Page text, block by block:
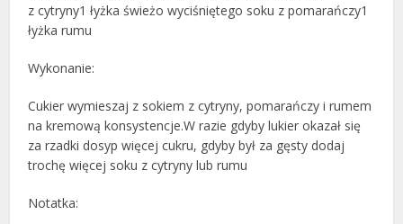
z cytryny1 łyżka świeżo wyciśniętego soku z pomarańczy1
łyżka rumu
Wykonanie:
Cukier wymieszaj z sokiem z cytryny, pomarańczy i rumem
na kremową konsystencje.W razie gdyby lukier okazał się
za rzadki dosyp więcej cukru, gdyby był za gęsty dodaj
trochę więcej soku z cytryny lub rumu
Notatka: